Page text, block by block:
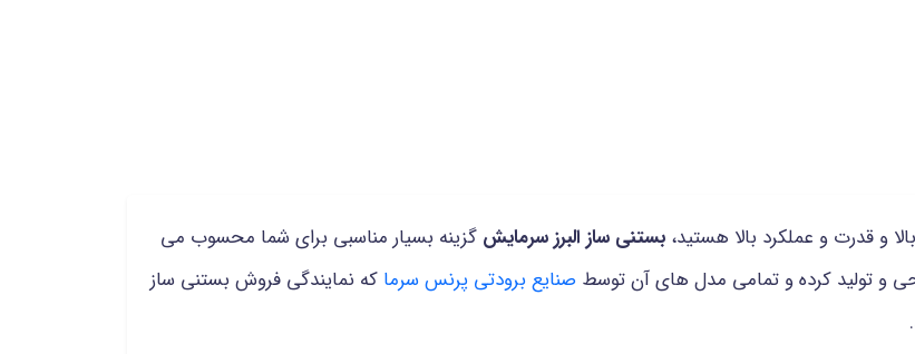
و قدرت و عملکرد بالا هستید، بستنی ساز البرز سرمایش گزینه بسیار مناسبی برای شما محسوب می
و تولید کرده و تمامی مدل های آن توسط صنایع برودتی پرنس سرما که نمایندگی فروش بستنی ساز